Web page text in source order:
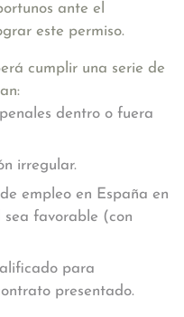
ante el
este permiso.
cumplir una serie de
dentro o fuera
irregular.
empleo en España en
favorable (con
para
presentado.